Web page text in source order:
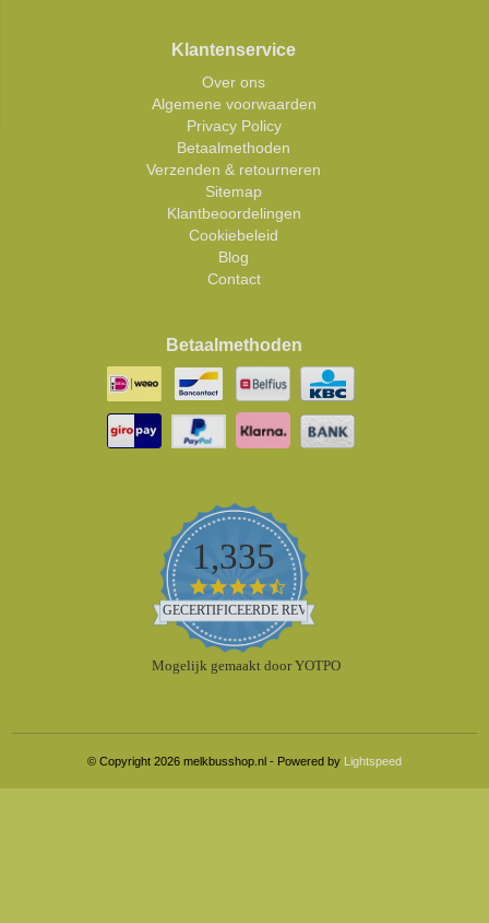
Klantenservice
Over ons
Algemene voorwaarden
Privacy Policy
Betaalmethoden
Verzenden & retourneren
Sitemap
Klantbeoordelingen
Cookiebeleid
Blog
Contact
Betaalmethoden
1,335
4.5
star
rating
GECERTIFICEERDE REVIEWS
Mogelijk gemaakt door YOTPO
© Copyright 2026 melkbusshop.nl - Powered by Lightspeed